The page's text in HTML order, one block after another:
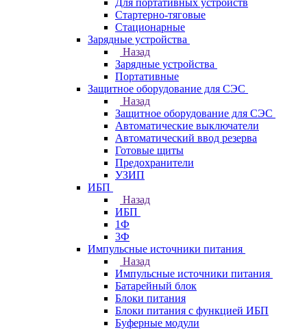
Для портативных устройств
Стартерно-тяговые
Стационарные
Зарядные устройства
Назад
Зарядные устройства
Портативные
Защитное оборудование для СЭС
Назад
Защитное оборудование для СЭС
Автоматические выключатели
Автоматический ввод резерва
Готовые щиты
Предохранители
УЗИП
ИБП
Назад
ИБП
1Ф
3Ф
Импульсные источники питания
Назад
Импульсные источники питания
Батарейный блок
Блоки питания
Блоки питания с функцией ИБП
Буферные модули